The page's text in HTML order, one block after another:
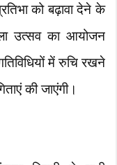
को बढ़ावा देने के
उत्सव का आयोजन
में रुचि रखने
की जाएंगी।